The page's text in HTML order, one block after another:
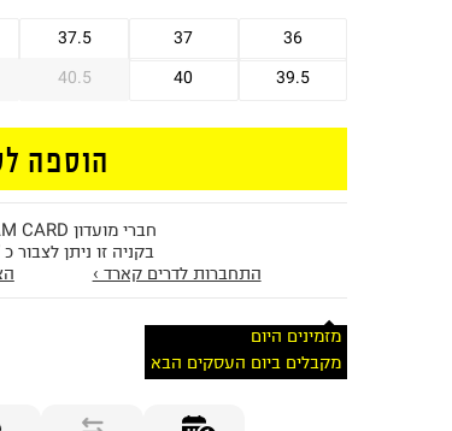
36
37
37.5
39.5
40
40.5
הוספה
חברי מועדון DREAM CARD
בקניה זו ניתן לצבור כ 47 נקודות
התחברות לדרים קארד ›
מזמינים היום
מקבלים ביום העסקים הבא